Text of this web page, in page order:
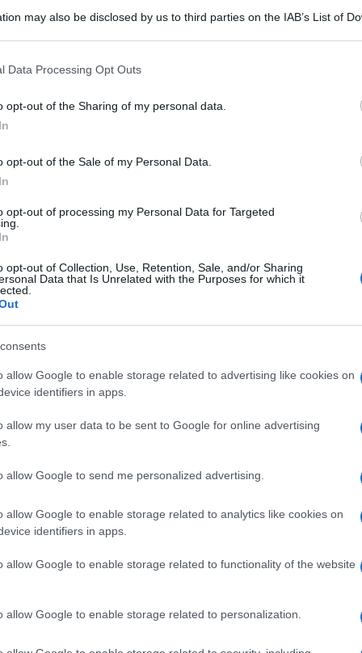
may also be disclosed by us to third parties on the IAB’s List of
including but not limited to your visit or usage behaviour. You may click
to Google and its third-party tags to use your data for below specified
consent section.
Data Processing Opt Outs
opt-out of the Sharing of my personal data.
opt-out of the Sale of my Personal Data.
opt-out of processing my Personal Data for Targeted
opt-out of Collection, Use, Retention, Sale, and/or Sharing
Data that Is Unrelated with the Purposes for which it
allow Google to enable storage related to advertising like cookies on
identifiers in apps.
allow my user data to be sent to Google for online advertising
allow Google to send me personalized advertising.
allow Google to enable storage related to analytics like cookies on
identifiers in apps.
allow Google to enable storage related to functionality of the website
allow Google to enable storage related to personalization.
iniziative sul territorio, e infine quei
ci hanno messo la faccia, come Nicola
Davigo, Gustavo Zagrebelski, Tomaso
un fronte politico coeso e
unitaria, coerente e capillare.
che la maggioranza degli elettori
destra, il che significa che i partiti di
di fronte a sé.
tutti i cittadini anti-meloniani di questo
politiche avevano scelto l’astensione. I voti
di opposizione.
recuperando i voti dell’astensionismo
Meloni nel 2027. E per farlo, dovranno
chiaro e decisamente progressista.
sono i più esigenti, quelli che mal
che non ammettono intese con forze
posizioni nette di condanna alla guerra
e al riarmo europeo. Sono persone
convinte che solo investendo sul welfare,
si possano salvare la tenuta sociale e la
Il
dei
Il